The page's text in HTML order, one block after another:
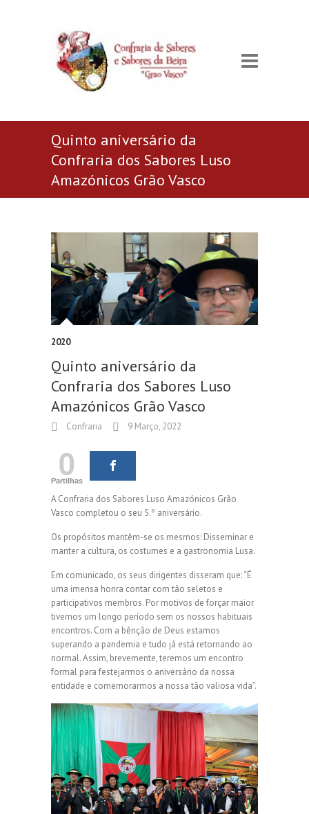
Quinto aniversário da
Confraria dos Sabores Luso
Amazónicos Grão Vasco
2020
Quinto aniversário da
Confraria dos Sabores Luso
Amazónicos Grão Vasco
Confraria 9 Março, 2022
0
Partilhas
A Confraria dos Sabores Luso Amazónicos Grão
Vasco completou o seu 5.º aniversário.
Os propósitos mantêm-se os mesmos: Disseminar e
manter a cultura, os costumes e a gastronomia Lusa.
Em comunicado, os seus dirigentes disseram que: “É
uma imensa honra contar com tão seletos e
participativos membros. Por motivos de forçar maior
tivemos um longo período sem os nossos habituais
encontros. Com a bênção de Deus estamos
superando a pandemia e tudo já está retornando ao
normal. Assim, brevemente, teremos um encontro
formal para festejarmos o aniversário da nossa
entidade e comemorarmos a nossa tão valiosa vida”.